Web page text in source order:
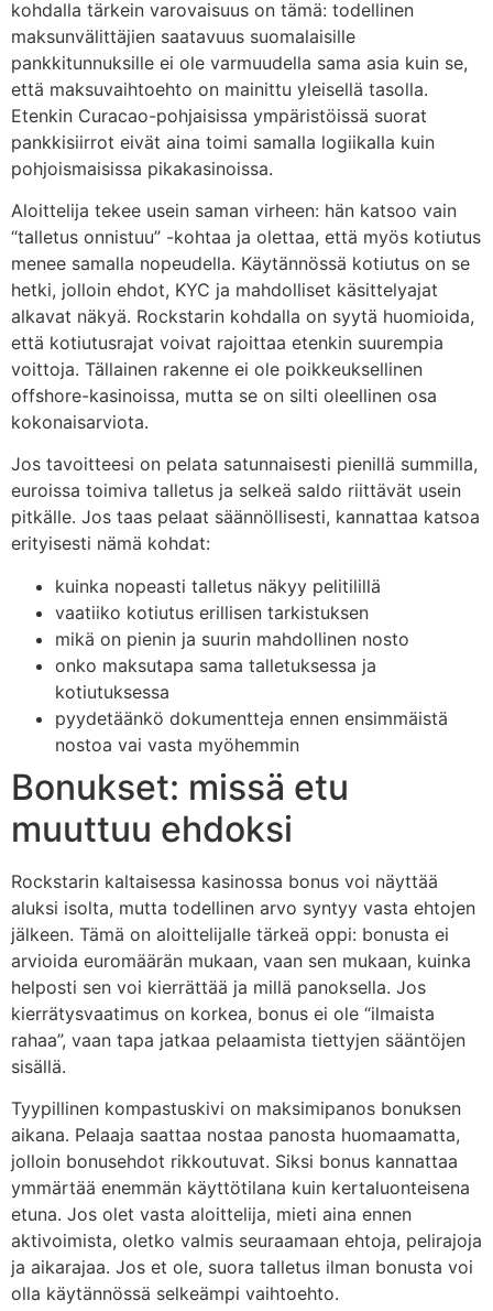
kohdalla tärkein varovaisuus on tämä: todellinen
maksunvälittäjien saatavuus suomalaisille
pankkitunnuksille ei ole varmuudella sama asia kuin se,
että maksuvaihtoehto on mainittu yleisellä tasolla.
Etenkin Curacao-pohjaisissa ympäristöissä suorat
pankkisiirrot eivät aina toimi samalla logiikalla kuin
pohjoismaisissa pikakasinoissa.
Aloittelija tekee usein saman virheen: hän katsoo vain
“talletus onnistuu” -kohtaa ja olettaa, että myös kotiutus
menee samalla nopeudella. Käytännössä kotiutus on se
hetki, jolloin ehdot, KYC ja mahdolliset käsittelyajat
alkavat näkyä. Rockstarin kohdalla on syytä huomioida,
että kotiutusrajat voivat rajoittaa etenkin suurempia
voittoja. Tällainen rakenne ei ole poikkeuksellinen
offshore-kasinoissa, mutta se on silti oleellinen osa
kokonaisarviota.
Jos tavoitteesi on pelata satunnaisesti pienillä summilla,
euroissa toimiva talletus ja selkeä saldo riittävät usein
pitkälle. Jos taas pelaat säännöllisesti, kannattaa katsoa
erityisesti nämä kohdat:
kuinka nopeasti talletus näkyy pelitilillä
vaatiiko kotiutus erillisen tarkistuksen
mikä on pienin ja suurin mahdollinen nosto
onko maksutapa sama talletuksessa ja
kotiutuksessa
pyydetäänkö dokumentteja ennen ensimmäistä
nostoa vai vasta myöhemmin
Bonukset: missä etu
muuttuu ehdoksi
Rockstarin kaltaisessa kasinossa bonus voi näyttää
aluksi isolta, mutta todellinen arvo syntyy vasta ehtojen
jälkeen. Tämä on aloittelijalle tärkeä oppi: bonusta ei
arvioida euromäärän mukaan, vaan sen mukaan, kuinka
helposti sen voi kierrättää ja millä panoksella. Jos
kierrätysvaatimus on korkea, bonus ei ole “ilmaista
rahaa”, vaan tapa jatkaa pelaamista tiettyjen sääntöjen
sisällä.
Tyypillinen kompastuskivi on maksimipanos bonuksen
aikana. Pelaaja saattaa nostaa panosta huomaamatta,
jolloin bonusehdot rikkoutuvat. Siksi bonus kannattaa
ymmärtää enemmän käyttötilana kuin kertaluonteisena
etuna. Jos olet vasta aloittelija, mieti aina ennen
aktivoimista, oletko valmis seuraamaan ehtoja, pelirajoja
ja aikarajaa. Jos et ole, suora talletus ilman bonusta voi
olla käytännössä selkeämpi vaihtoehto.